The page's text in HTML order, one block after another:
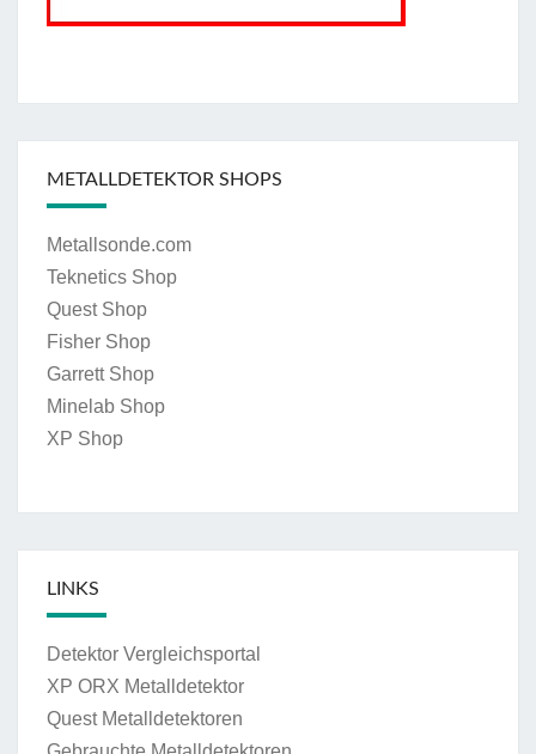
METALLDETEKTOR SHOPS
Metallsonde.com
Teknetics Shop
Quest Shop
Fisher Shop
Garrett Shop
Minelab Shop
XP Shop
LINKS
Detektor Vergleichsportal
XP ORX Metalldetektor
Quest Metalldetektoren